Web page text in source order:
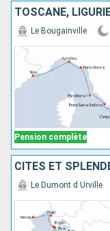
TOSCANE,
Pension complète
Le Bougainville
Le Dumont d Urville